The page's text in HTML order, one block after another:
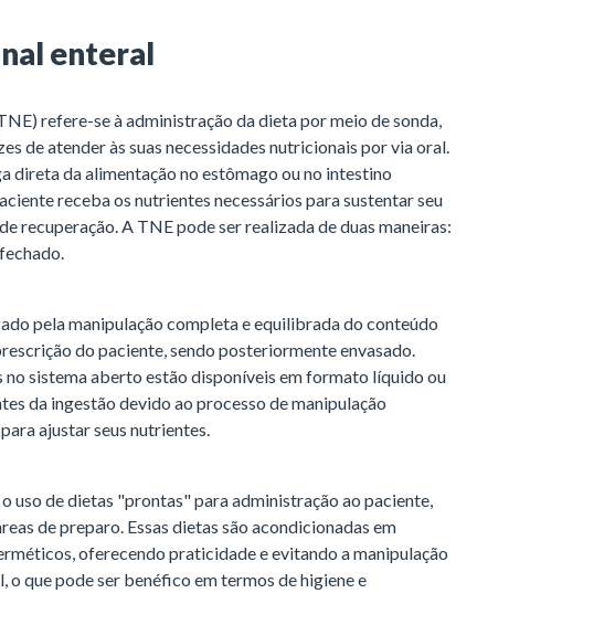
enteral
refere-se à administração da dieta por meio de sonda,
de atender às suas necessidades nutricionais por via oral.
direta da alimentação no estômago ou no intestino
receba os nutrientes necessários para sustentar seu
recuperação. A TNE pode ser realizada de duas maneiras:
pela manipulação completa e equilibrada do conteúdo
do paciente, sendo posteriormente envasado.
no sistema aberto estão disponíveis em formato líquido ou
da ingestão devido ao processo de manipulação
ajustar seus nutrientes.
uso de dietas "prontas" para administração ao paciente,
de preparo. Essas dietas são acondicionadas em
oferecendo praticidade e evitando a manipulação
que pode ser benéfico em termos de higiene e